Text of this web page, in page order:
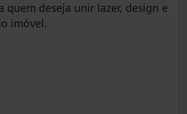
quem deseja unir lazer, design e
imóvel.